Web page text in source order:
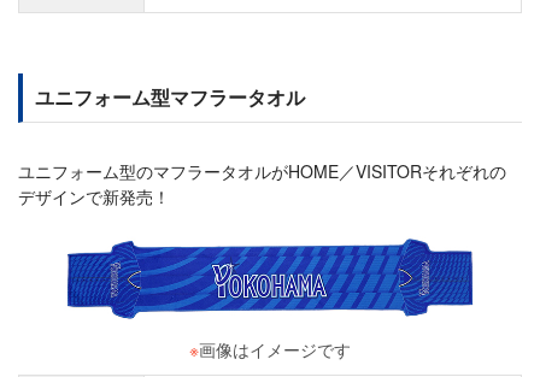
ユニフォーム型マフラータオル
ユニフォーム型のマフラータオルがHOME／VISITORそれぞれの
デザインで新発売！
※画像はイメージです